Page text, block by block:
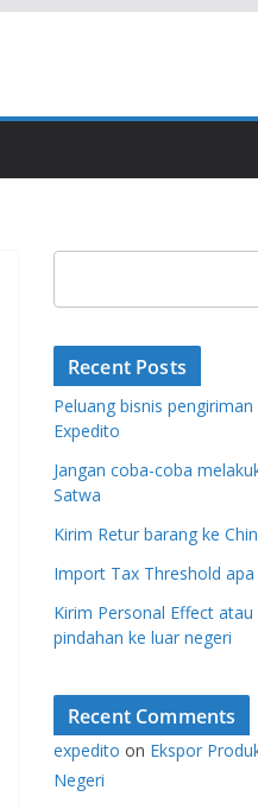
Recent Posts
Peluang bisnis
Expedito
Jangan coba-coba
Satwa
Kirim Retur barang ke
Import Tax Threshold apa
Kirim Personal Effect
pindahan ke luar negeri
Recent Comments
expedito on Ekspor
Negeri